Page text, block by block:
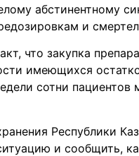
абстинентному
и
что закупка
имеющихся
сотни пациентов
Республики
и сообщить,